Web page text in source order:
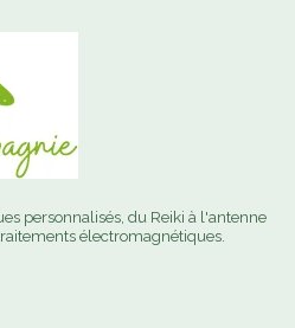
personnalisés, du Reiki à l'antenne
électromagnétiques.